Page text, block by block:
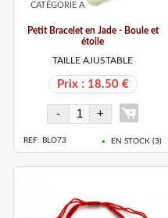
CATÉGORIE A
Petit Bracelet en Jade - Boule et
étoile
TAILLE AJUSTABLE
Prix : 18.50 €
REF: BLO73 EN STOCK (3)